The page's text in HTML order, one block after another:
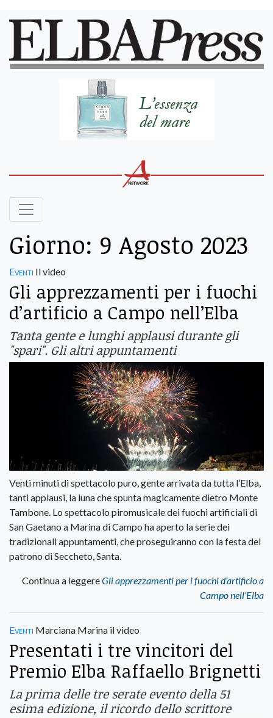
Giorno: 9 Agosto 2023
Eventi Il video
Gli apprezzamenti per i fuochi
d’artificio a Campo nell’Elba
Tanta gente e lunghi applausi durante gli
"spari". Gli altri appuntamenti
Venti minuti di spettacolo puro, gente arrivata da tutta l’Elba,
tanti applausi, la luna che spunta magicamente dietro Monte
Tambone. Lo spettacolo piromusicale dei fuochi artificiali di
San Gaetano a Marina di Campo ha aperto la serie dei
tradizionali appuntamenti, che proseguiranno con la festa del
patrono di Seccheto, Santa.
Continua a leggereGli apprezzamenti per i fuochi d’artificio a
Campo nell’Elba
Eventi Marciana Marina il video
Presentati i tre vincitori del
Premio Elba Raffaello Brignetti
La prima delle tre serate evento della 51
esima edizione, il ricordo dello scrittore